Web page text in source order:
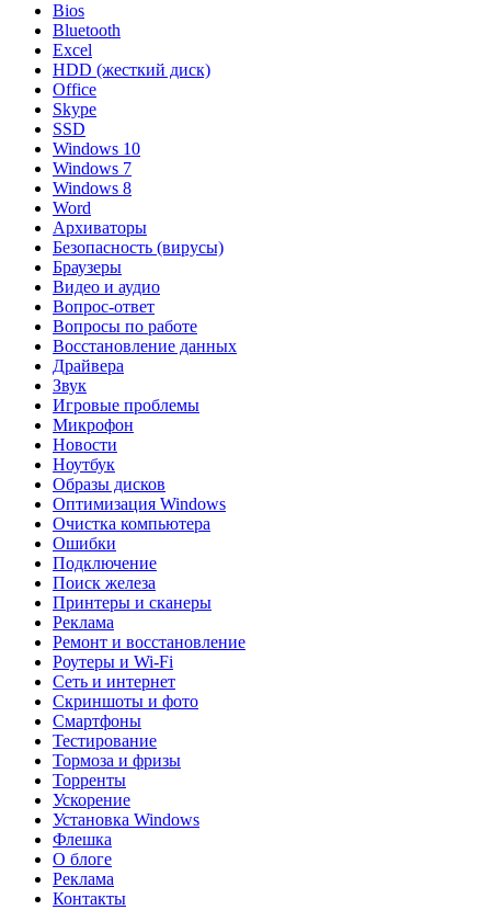
Bios
Bluetooth
Excel
HDD (жесткий диск)
Office
Skype
SSD
Windows 10
Windows 7
Windows 8
Word
Архиваторы
Безопасность (вирусы)
Браузеры
Видео и аудио
Вопрос-ответ
Вопросы по работе
Восстановление данных
Драйвера
Звук
Игровые проблемы
Микрофон
Новости
Ноутбук
Образы дисков
Оптимизация Windows
Очистка компьютера
Ошибки
Подключение
Поиск железа
Принтеры и сканеры
Реклама
Ремонт и восстановление
Роутеры и Wi-Fi
Сеть и интернет
Скриншоты и фото
Смартфоны
Тестирование
Тормоза и фризы
Торренты
Ускорение
Установка Windows
Флешка
О блоге
Реклама
Контакты